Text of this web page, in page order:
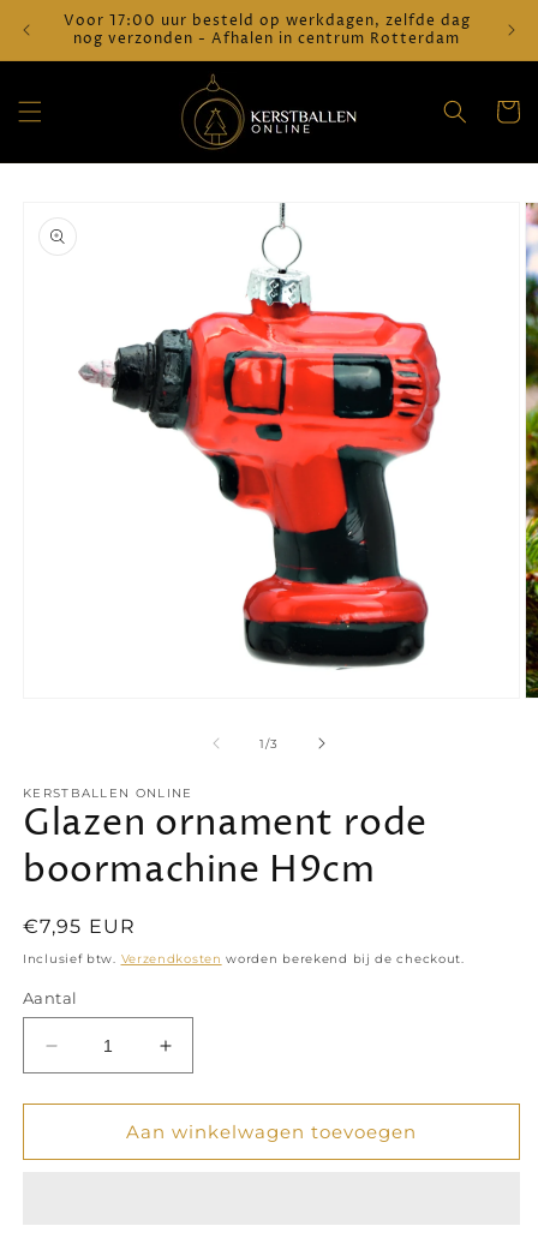
naar de
content
Voor 17:00 uur besteld op werkdagen, zelfde dag
nog verzonden - Afhalen in centrum Rotterdam
1/van
3
KERSTBALLEN ONLINE
Glazen ornament rode
boormachine H9cm
Normale
prijs
€7,95 EUR
Inclusief btw. Verzendkosten worden berekend bij de checkout.
Aantal
Aantal
verlagen
voor
ornament
Aantal
verhogen
voor
Glazen
ornament
Aan winkelwagen toevoegen